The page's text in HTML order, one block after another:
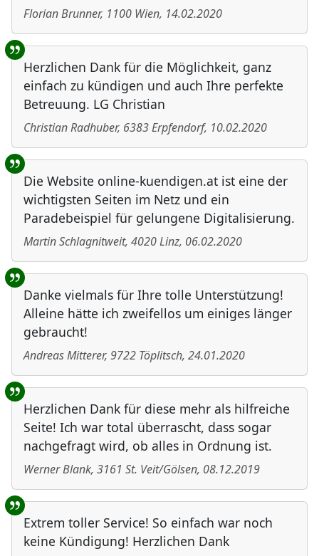
Florian Brunner, 1100 Wien, 14.02.2020
Herzlichen Dank für die Möglichkeit, ganz
einfach zu kündigen und auch Ihre perfekte
Betreuung. LG Christian
Christian Radhuber, 6383Erpfendorf, 10.02.2020
Die Website online-kuendigen.at ist eine der
wichtigsten Seiten im Netz und ein
Paradebeispiel für gelungene Digitalisierung.
Martin Schlagnitweit, 4020Linz, 06.02.2020
Danke vielmals für Ihre tolle Unterstützung!
Alleine hätte ich zweifellos um einiges länger
gebraucht!
Andreas Mitterer, 9722 Töplitsch, 24.01.2020
Herzlichen Dank für diese mehr als hilfreiche
Seite! Ich war total überrascht, dass sogar
nachgefragt wird, ob alles in Ordnung ist.
Werner Blank, 3161 St. Veit/Gölsen, 08.12.2019
Extrem toller Service! So einfach war noch
keine Kündigung! Herzlichen Dank